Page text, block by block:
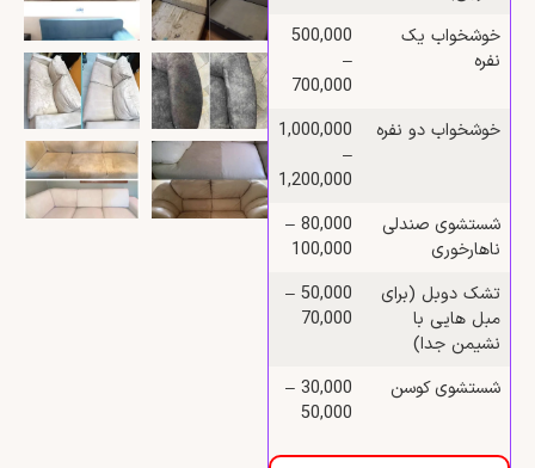
خوشخواب یک‌
نفره
500,000
–
700,000
خوشخواب دو‌ نفره
1,000,000
–
1,200,000
شستشوی صندلی
ناهارخوری
80,000 –
100,000
تشک دوبل (برای
مبل‌ هایی با
نشیمن جدا)
50,000 –
70,000
شستشوی کوسن
30,000 –
50,000